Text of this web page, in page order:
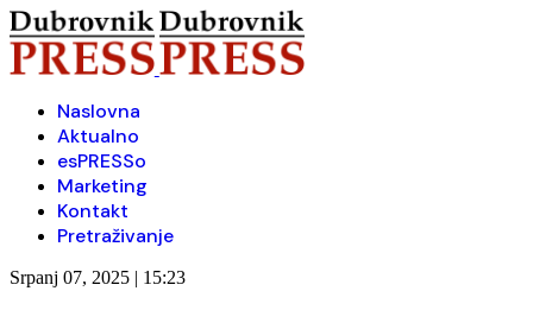
Naslovna
Aktualno
esPRESSo
Marketing
Kontakt
Pretraživanje
Srpanj 07, 2025 | 15:23